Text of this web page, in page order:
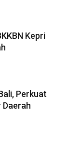
Kepri
Perkuat
Daerah